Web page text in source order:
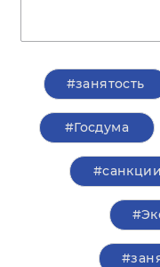
#занятость
#Госдума
#санкции